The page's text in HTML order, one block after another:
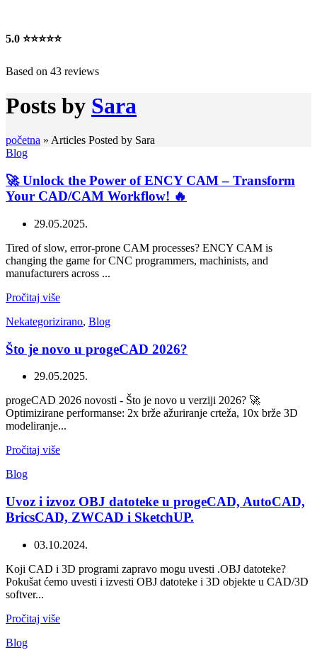
5.0 ⭐⭐⭐⭐⭐
Based on 43 reviews
Posts by Sara
početna » Articles Posted by Sara
Blog
🚀 Unlock the Power of ENCY CAM – Transform
Your CAD/CAM Workflow! 🔥
29.05.2025.
Tired of slow, error-prone CAM processes? ENCY CAM is
changing the game for CNC programmers, machinists, and
manufacturers across ...
Pročitaj više
Nekategorizirano, Blog
Što je novo u progeCAD 2026?
29.05.2025.
progeCAD 2026 novosti - Što je novo u verziji 2026? 🚀
Optimizirane performanse: 2x brže ažuriranje crteža, 10x brže 3D
modeliranje...
Pročitaj više
Blog
Uvoz i izvoz OBJ datoteke u progeCAD, AutoCAD,
BricsCAD, ZWCAD i SketchUP.
03.10.2024.
Koji CAD i 3D programi zapravo mogu uvesti .OBJ datoteke?
Pokušat ćemo uvesti i izvesti OBJ datoteke i 3D objekte u CAD/3D
softver...
Pročitaj više
Blog